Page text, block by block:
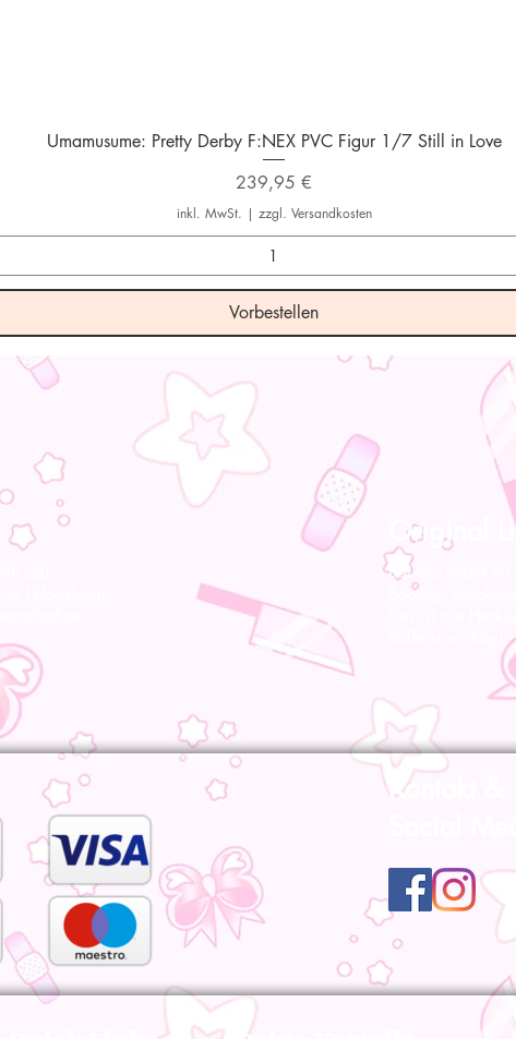
Umamusume: Pretty Derby F:NEX PVC Figur 1/7 Still in Love
Preis
239,95 €
inkl. MwSt. | zzgl. Versandkosten
Vorbestellen
da!
in Hildesheim,
Original
Bei uns findet ihr
Bootleg/
Kontakt &